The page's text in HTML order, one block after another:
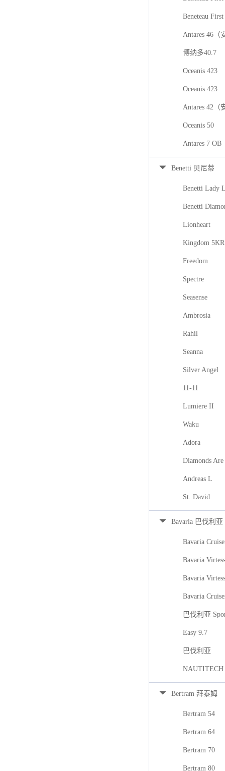
Beneteau
Antares 46（
博纳多40.7
Oceanis 423
Oceanis 423
Antares 42（
Oceanis 50
Antares 7 OB
Benetti 贝尼蒂
Benetti Lady
Benetti
Lionheart
Kingdom 5KR
Freedom
Spectre
Seasense
Ambrosia
Rahil
Seanna
Silver Angel
11-11
Lumiere II
Waku
Adora
Diamonds
Andreas L
St. David
Bavaria 巴伐利亚
Bavaria
Bavaria
Bavaria
Bavaria
巴伐利亚
Easy 9.7
巴伐利亚
NAUTITECH
Bertram 拜泰姆
Bertram 54
Bertram 64
Bertram 70
Bertram 80